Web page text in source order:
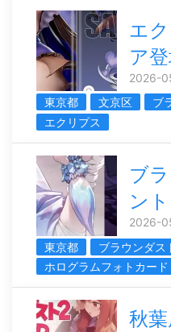
エ
ア
2026-
東京都
文京区 ブ
エクリプス
ブ
ント
2026-
東京都
ブラウンダス
ホログラムフォトカード
秋